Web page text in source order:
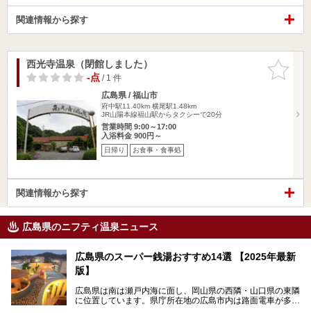
関連情報から探す
お気に入
りに追加
西光寺温泉（閉館しました）
-点/ 1 件
広島県 / 福山市
府中駅11.40km 横尾駅1.48km
JR山陽本線福山駅からタクシーで20分
営業時間 9:00～17:00
入浴料金 900円～
日帰り お食事・食事処
関連情報から探す
広島県のニフティ温泉ニュース
広島県のスーパー銭湯おすすめ14選 【2025年最新
版】
広島県は南は瀬戸内海に面し、岡山県の西隣・山口県の東隣
に位置しています。県庁所在地の広島市内は路面電車が多数